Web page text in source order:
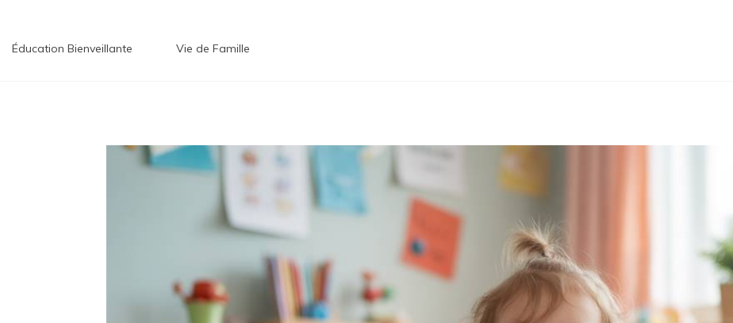
Éducation Bienveillante Vie de Famille